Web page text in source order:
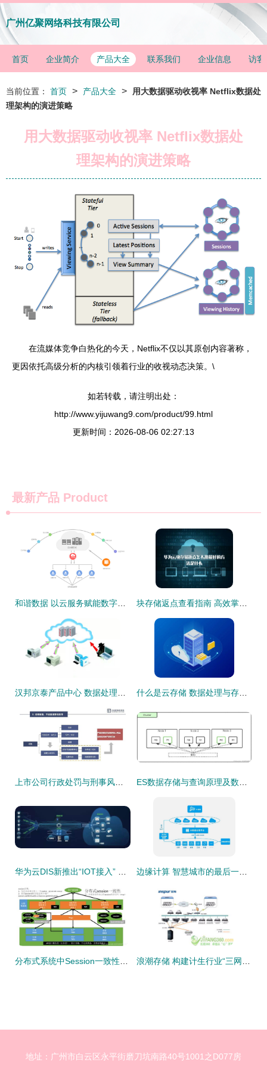
广州亿聚网络科技有限公司
首页 企业简介 产品大全 联系我们 企业信息 访客
当前位置： 首页 > 产品大全 >
用大数据驱动收视率 Netflix数据处
理架构的演进策略
用大数据驱动收视率 Netflix数据处
理架构的演进策略
在流媒体竞争白热化的今天，Netflix不仅以其原创内容著称，
更因依托高级分析的内核引领着行业的收视动态决策。\
如若转载，请注明出处：
http://www.yijuwang9.com/product/99.html
更新时间：2026-08-06 02:27:13
最新产品 Product
地址：广州市白云区永平街磨刀坑南路40号1001之D077房